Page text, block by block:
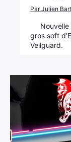
Par Julien
gros soft
Veilguard.